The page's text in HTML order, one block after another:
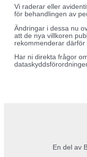
Vi raderar eller
för behandlingen av
Ändringar i dessa nu
att de nya villkoren
rekommenderar därför
Har ni direkta frågor
En del av